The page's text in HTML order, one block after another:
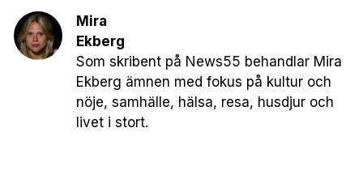
Mira
Ekberg
Som skribent på News55 behandlar Mira
Ekberg ämnen med fokus på kultur och
nöje, samhälle, hälsa, resa, husdjur och
livet i stort.